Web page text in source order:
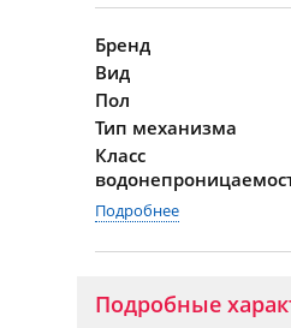
Бренд
Вид
Пол
Тип механизма
Класс
Подробнее
Подробные